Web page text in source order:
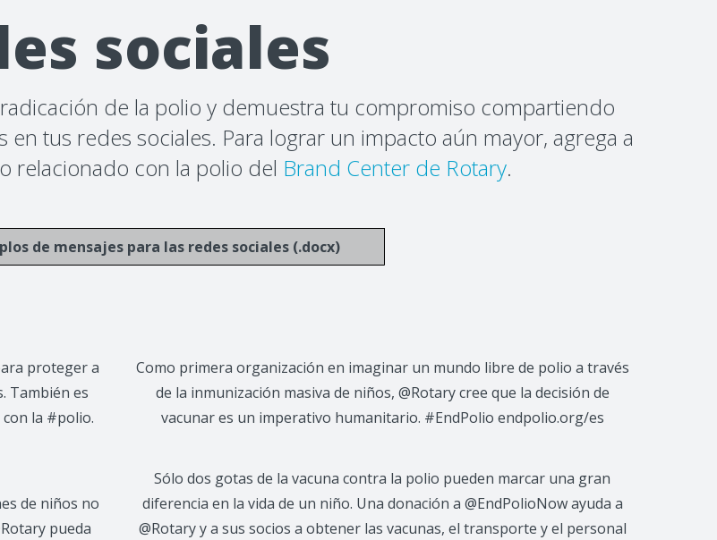
sociales
de la polio y demuestra tu compromiso compartiendo
tus redes sociales. Para lograr un impacto aún mayor, agrega a
relacionado con la polio del Brand Center de Rotary.
de mensajes para las redes sociales (.docx)
proteger a
También es
la #polio.
de niños no
pueda
Como primera organización en imaginar un mundo libre de polio a través
de la inmunización masiva de niños, @Rotary cree que la decisión de
vacunar es un imperativo humanitario. #EndPolio endpolio.org/es
Sólo dos gotas de la vacuna contra la polio pueden marcar una gran
diferencia en la vida de un niño. Una donación a @EndPolioNow ayuda a
@Rotary y a sus socios a obtener las vacunas, el transporte y el personal